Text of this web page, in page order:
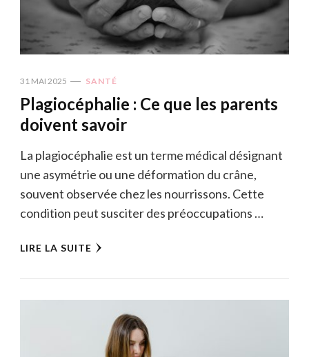
31 MAI 2025 SANTÉ
Plagiocéphalie : Ce que les parents
doivent savoir
La plagiocéphalie est un terme médical désignant
une asymétrie ou une déformation du crâne,
souvent observée chez les nourrissons. Cette
condition peut susciter des préoccupations …
LIRE LA SUITE